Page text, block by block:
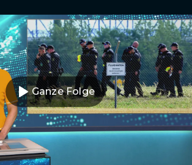
Ganze Folge